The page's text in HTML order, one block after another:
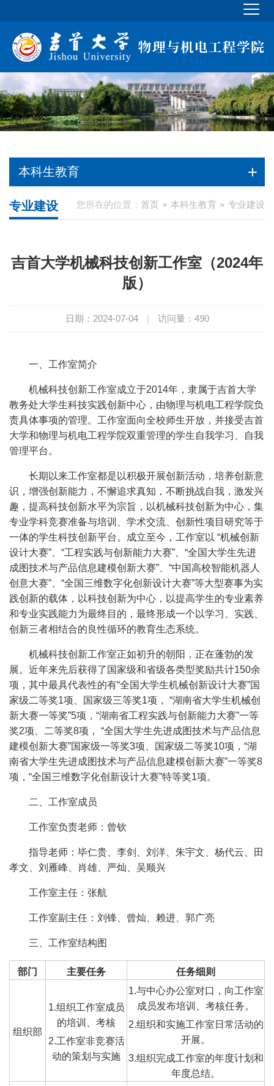
本科生教育
您所在的位置： 首页 本科生教育 专业建设
专业建设
吉首大学机械科技创新工作室（2024年
版）
日期：2024-07-04 | 访问量： 490
一、工作室简介
机械科技创新工作室成立于2014年，隶属于吉首大学
教务处大学生科技实践创新中心，由物理与机电工程学院负
责具体事项的管理。工作室面向全校师生开放，并接受吉首
大学和物理与机电工程学院双重管理的学生自我学习、自我
管理平台。
长期以来工作室都是以积极开展创新活动，培养创新意
识，增强创新能力，不懈追求真知，不断挑战自我，激发兴
趣，提高科技创新水平为宗旨，以机械科技创新为中心，集
专业学科竞赛准备与培训、学术交流、创新性项目研究等于
一体的学生科技创新平台。成立至今，工作室以 “机械创新
设计大赛”、“工程实践与创新能力大赛”、“全国大学生先进
成图技术与产品信息建模创新大赛”、“中国高校智能机器人
创意大赛”、“全国三维数字化创新设计大赛”等大型赛事为实
践创新的载体，以科技创新为中心，以提高学生的专业素养
和专业实践能力为最终目的，最终形成一个以学习、实践、
创新三者相结合的良性循环的教育生态系统。
机械科技创新工作室正如初升的朝阳，正在蓬勃的发
展。近年来先后获得了国家级和省级各类型奖励共计150余
项，其中最具代表性的有“全国大学生机械创新设计大赛”国
家级二等奖1项、国家级三等奖1项， “湖南省大学生机械创
新大赛一等奖”5项，“湖南省工程实践与创新能力大赛”一等
奖2项、二等奖8项， “全国大学生先进成图技术与产品信息
建模创新大赛”国家级一等奖3项、国家级二等奖10项，“湖
南省大学生先进成图技术与产品信息建模创新大赛”一等奖8
项，“全国三维数字化创新设计大赛”特等奖1项。
二、工作室成员
工作室负责老师：曾钦
指导老师：毕仁贵、李剑、刘洋、朱宇文、杨代云、田
孝文、刘雁峰、肖雄、严灿、吴顺兴
工作室主任：张航
工作室副主任：刘锋、曾灿、赖进、郭广亮
三、工作室结构图
部门 主要任务 任务细则
组织部
1.组织工作室成员
的培训、考核
2.工作室非竞赛活
动的策划与实施
1.与中心办公室对口，向工作室
成员发布培训、考核任务。
2.组织和实施工作室日常活动的
开展。
3.组织完成工作室的年度计划和
年度总结。